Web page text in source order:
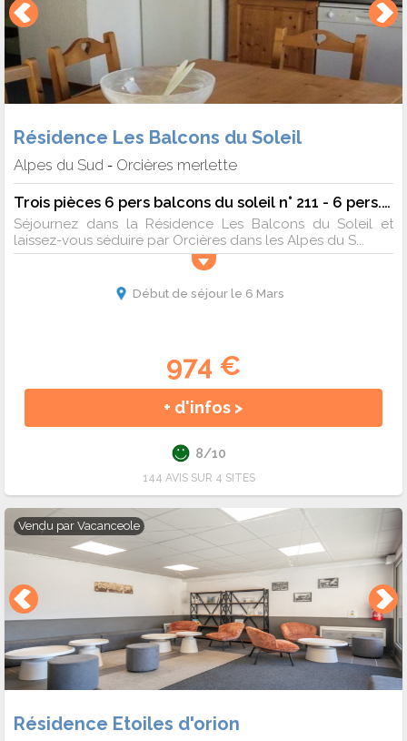
Résidence Les Balcons du Soleil
Alpes du Sud - Orcières merlette
Trois pièces 6 pers balcons du soleil n° 211 - 6 pers. - 43m2 - TV - Animaux admis
Séjournez dans la Résidence Les Balcons du Soleil et
laissez-vous séduire par Orcières dans les Alpes du S...
Début de séjour le 6 Mars
974 €
+ d'infos >
8/10
144 AVIS SUR 4 SITES
Vendu par Vacanceole
Résidence Etoiles d'orion